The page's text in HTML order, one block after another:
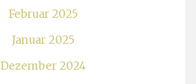
Februar 2025
Januar 2025
Dezember 2024